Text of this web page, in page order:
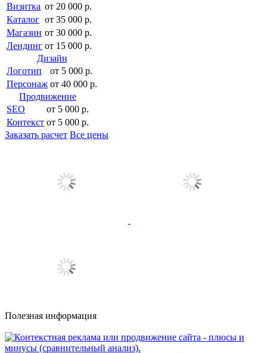
Визитка от 20 000 р.
Каталог от 35 000 р.
Магазин от 30 000 р.
Лендинг от 15 000 р.
Дизайн
Логотип
от 5 000 р.
Персонаж от 40 000 р.
Продвижение
SEO
от 5 000 р.
Контекст от 5 000 р.
Заказать расчет Все цены
Полезная информация